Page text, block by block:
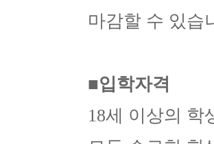
마감할 수 있습
■입학자격
18세 이상의 학